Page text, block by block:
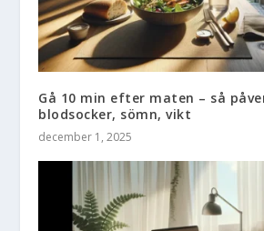
Gå 10 min efter maten – så
blodsocker, sömn, vikt
december 1, 2025